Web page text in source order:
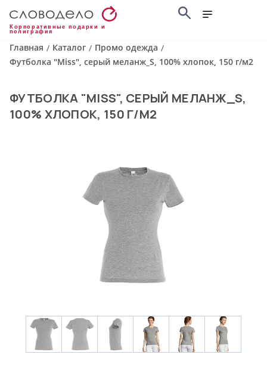
Корпоративные подарки и
полиграфия
Главная / Каталог / Промо одежда /
Футболка "Miss", серый меланж_S, 100% хлопок, 150 г/м2
ФУТБОЛКА "MISS", СЕРЫЙ МЕЛАНЖ_S,
100% ХЛОПОК, 150 Г/М2